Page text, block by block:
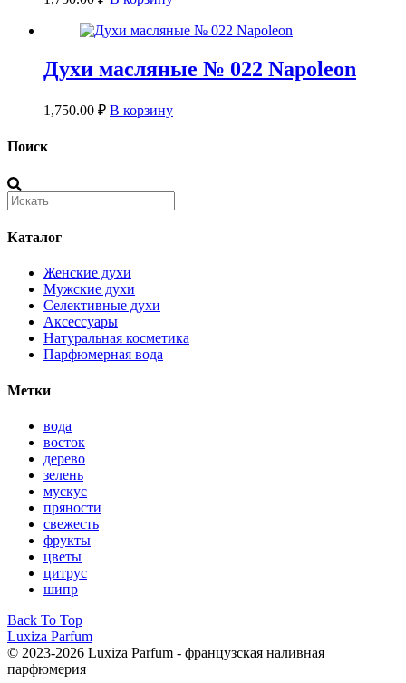
Духи масляные № 022 Napoleon
1,750.00 ₽ В корзину
Поиск
Каталог
Женские духи
Мужские духи
Селективные духи
Аксессуары
Натуральная косметика
Парфюмерная вода
Метки
вода
восток
дерево
зелень
мускус
пряности
свежесть
фрукты
цветы
цитрус
шипр
Back To Top
Luxiza Parfum
© 2023-2026 Luxiza Parfum - французская наливная
парфюмерия